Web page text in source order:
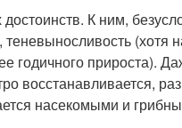
К ним,
теневыносливость (хотя
годичного прироста).
восстанавливается,
насекомыми и